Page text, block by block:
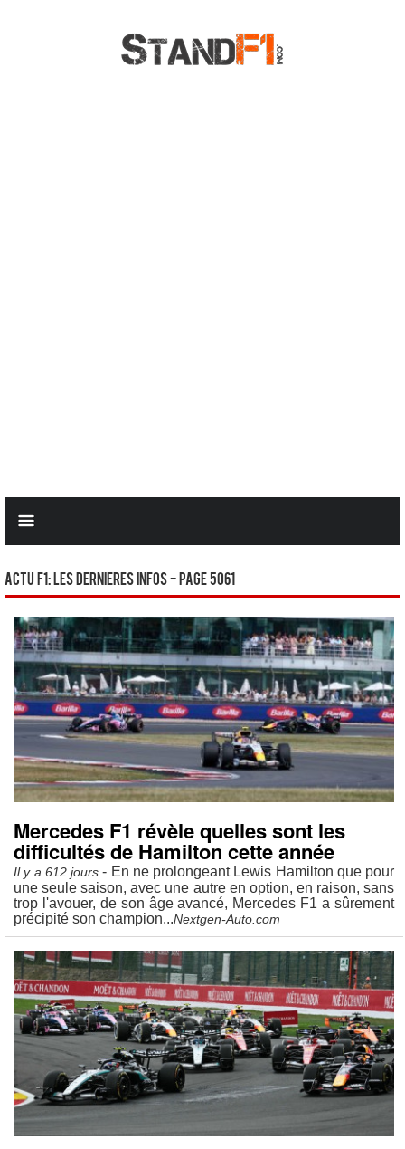
Actu F1: Les dernieres infos - Page 5061
Mercedes F1 révèle quelles sont les
difficultés de Hamilton cette année
Il y a 612 jours - En ne prolongeant Lewis Hamilton que pour
une seule saison, avec une autre en option, en raison, sans
trop l'avouer, de son âge avancé, Mercedes F1 a sûrement
précipité son champion...Nextgen-Auto.com